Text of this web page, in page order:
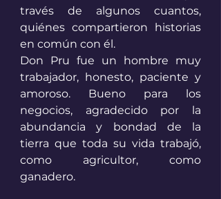
través de algunos cuantos,
quiénes compartieron historias
en común con él.
Don Pru fue un hombre muy
trabajador, honesto, paciente y
amoroso. Bueno para los
negocios, agradecido por la
abundancia y bondad de la
tierra que toda su vida trabajó,
como agricultor, como
ganadero.